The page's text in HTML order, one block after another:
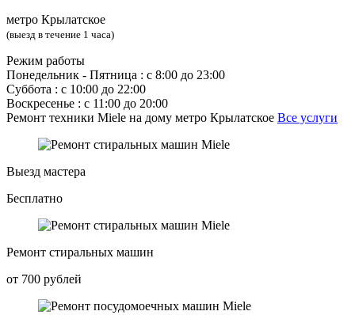
метро Крылатское
(выезд в течение 1 часа)
Режим работы
Понедельник ‐ Пятница : с 8:00 до 23:00
Суббота : с 10:00 до 22:00
Воскресенье : с 11:00 до 20:00
Ремонт техники Miele на дому метро Крылатское Все услуги
Выезд мастера
Бесплатно
Ремонт стиральных машин
от 700 рублей